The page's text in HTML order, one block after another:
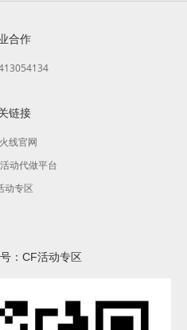
合作
链接
线官网
动代做平台
动专区
：CF活动专区